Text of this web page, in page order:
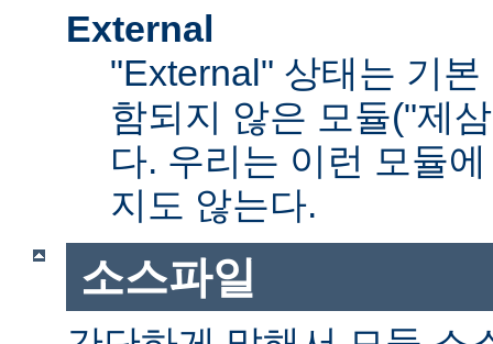
External
"External" 상태는 기
함되지 않은 모듈("제
다. 우리는 이런 모듈
지도 않는다.
소스파일